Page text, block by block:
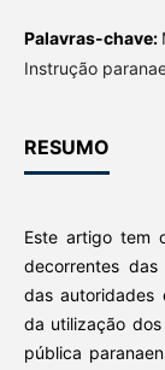
Palavras-chave:
Instrução
RESUMO
Este artigo tem
decorrentes
das autoridades
da utilização
pública